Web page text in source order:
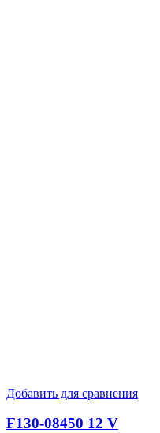
Добавить для сравнения
F130-08450 12 V